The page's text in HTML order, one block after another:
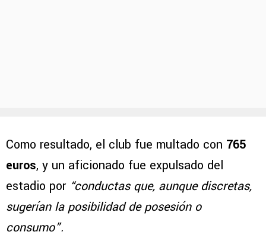
Como resultado, el club fue multado con 765
euros, y un aficionado fue expulsado del
estadio por “conductas que, aunque discretas,
sugerían la posibilidad de posesión o
consumo”.